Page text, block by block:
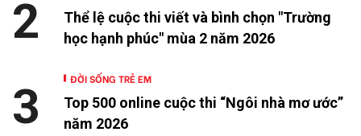
Thể lệ cuộc thi viết và bình chọn "Trường
học hạnh phúc" mùa 2 năm 2026
2
ĐỜI SỐNG TRẺ EM
Top 500 online cuộc thi “Ngôi nhà mơ ước”
năm 2026
3